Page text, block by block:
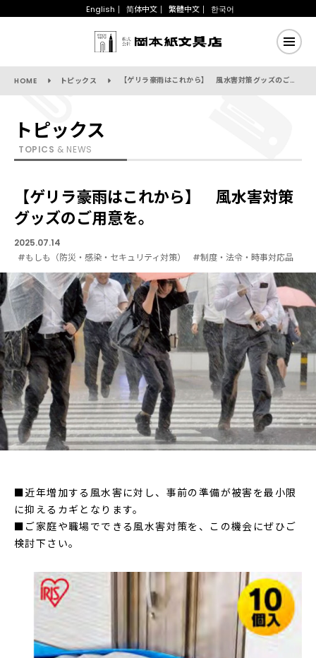
English 简体中文 繁體中文 한국어
HOME トピックス 【ゲリラ豪雨はこれから】 風水害対策グッズのご用意を。
トピックス
TOPICS & NEWS
【ゲリラ豪雨はこれから】 風水害対策
グッズのご用意を。
2025.07.14
#もしも（防災・感染・セキュリティ対策）
#制度・法令・時事対応品
■近年増加する風水害に対し、事前の準備が被害を最小限
に抑えるカギとなります。
■ご家庭や職場でできる風水害対策を、この機会にぜひご
検討下さい。